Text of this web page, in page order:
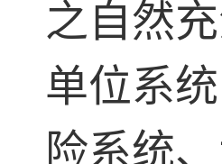
之自然
单位系
险系统